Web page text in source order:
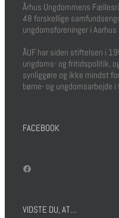
Århus Ungdommens
48 forskellige
ungdomsforeninger i Aarhus
ÅUF har siden stiftelsen i
ungdoms- og fritidspolitik,
synliggøre og ikke mindst
børne- og ungdomsarbejde i
FACEBOOK
VIDSTE DU, AT…